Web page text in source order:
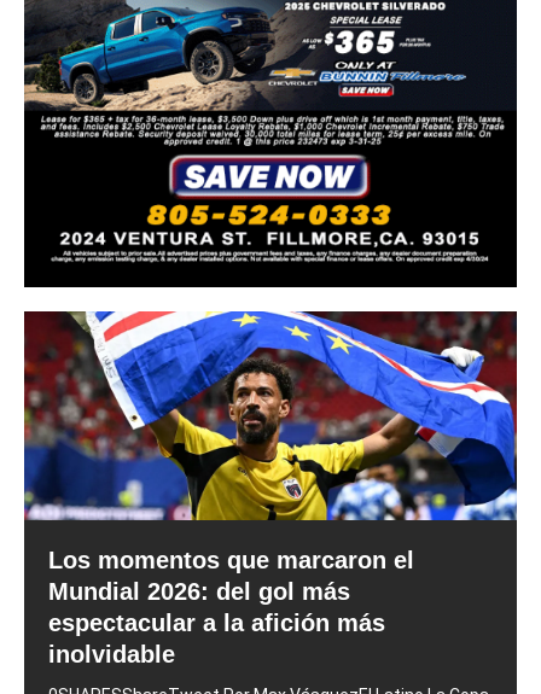
Los momentos que marcaron el
Mundial 2026: del gol más
espectacular a la afición más
inolvidable